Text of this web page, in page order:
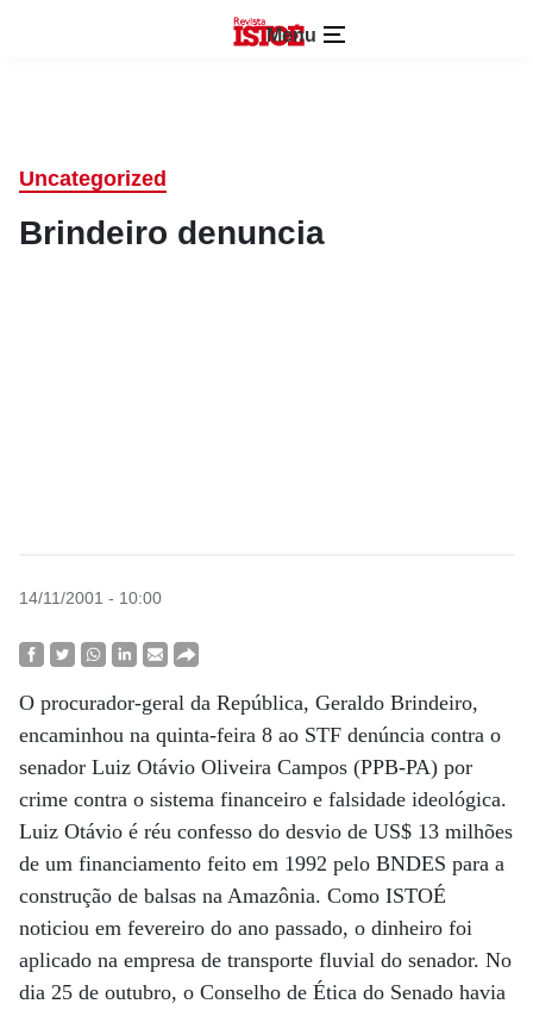
Menu
Uncategorized
Brindeiro denuncia
14/11/2001 - 10:00
O procurador-geral da República, Geraldo Brindeiro,
encaminhou na quinta-feira 8 ao STF denúncia contra o
senador Luiz Otávio Oliveira Campos (PPB-PA) por
crime contra o sistema financeiro e falsidade ideológica.
Luiz Otávio é réu confesso do desvio de US$ 13 milhões
de um financiamento feito em 1992 pelo BNDES para a
construção de balsas na Amazônia. Como ISTOÉ
noticiou em fevereiro do ano passado, o dinheiro foi
aplicado na empresa de transporte fluvial do senador. No
dia 25 de outubro, o Conselho de Ética do Senado havia